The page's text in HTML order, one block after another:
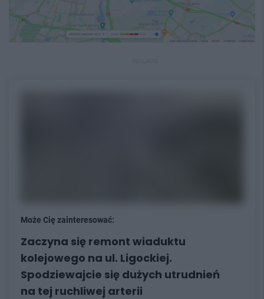
Może Cię zainteresować:
Zaczyna się remont wiaduktu
kolejowego na ul. Ligockiej.
Spodziewajcie się dużych utrudnień
na tej ruchliwej arterii